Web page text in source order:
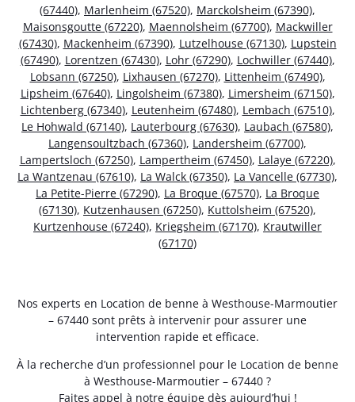
(67440), Marlenheim (67520), Marckolsheim (67390),
Maisonsgoutte (67220), Maennolsheim (67700), Mackwiller
(67430), Mackenheim (67390), Lutzelhouse (67130), Lupstein
(67490), Lorentzen (67430), Lohr (67290), Lochwiller (67440),
Lobsann (67250), Lixhausen (67270), Littenheim (67490),
Lipsheim (67640), Lingolsheim (67380), Limersheim (67150),
Lichtenberg (67340), Leutenheim (67480), Lembach (67510),
Le Hohwald (67140), Lauterbourg (67630), Laubach (67580),
Langensoultzbach (67360), Landersheim (67700),
Lampertsloch (67250), Lampertheim (67450), Lalaye (67220),
La Wantzenau (67610), La Walck (67350), La Vancelle (67730),
La Petite-Pierre (67290), La Broque (67570), La Broque
(67130), Kutzenhausen (67250), Kuttolsheim (67520),
Kurtzenhouse (67240), Kriegsheim (67170), Krautwiller
(67170)
Nos experts en Location de benne à Westhouse-Marmoutier
– 67440 sont prêts à intervenir pour assurer une
intervention rapide et efficace.
À la recherche d’un professionnel pour le Location de benne
à Westhouse-Marmoutier – 67440 ?
Faites appel à notre équipe dès aujourd’hui !